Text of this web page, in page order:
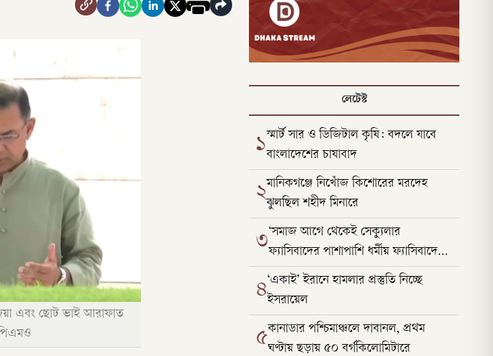
জিয়া এবং ছোট ভাই আরাফাত
লেটেস্ট
১স্মার্ট সার ও ডিজিটাল কৃষি: বদলে যাবে
বাংলাদেশের চাষাবাদ
২মানিকগঞ্জে নিখোঁজ কিশোরের মরদেহ
ঝুলছিল শহীদ মিনারে
৩‘সমাজ আগে থেকেই সেক্যুলার
ফ্যাসিবাদের পাশাপাশি ধর্মীয় ফ্যাসিবাদের
কবলে ছিল’
৪‘একাই’ ইরানে হামলার প্রস্তুতি নিচ্ছে
ইসরায়েল
৫কানাডার পশ্চিমাঞ্চলে দাবানল, প্রথম
ঘণ্টায় ছড়ায় ৫০ বর্গকিলোমিটারে